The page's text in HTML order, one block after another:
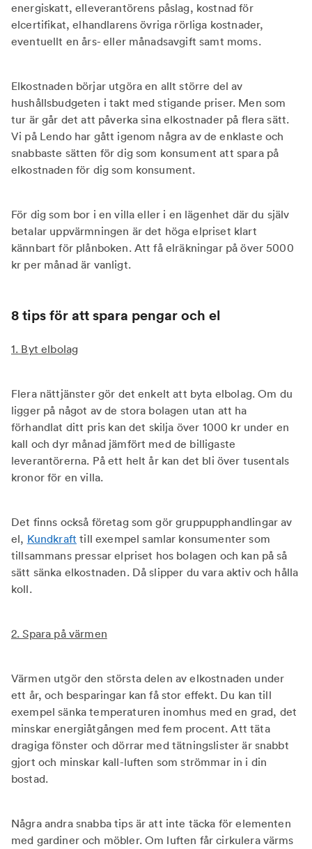
energiskatt, elleverantörens påslag, kostnad för
elcertifikat, elhandlarens övriga rörliga kostnader,
eventuellt en års- eller månadsavgift samt moms.
Elkostnaden börjar utgöra en allt större del av
hushållsbudgeten i takt med stigande priser. Men som
tur är går det att påverka sina elkostnader på flera sätt.
Vi på Lendo har gått igenom några av de enklaste och
snabbaste sätten för dig som konsument att spara på
elkostnaden för dig som konsument.
För dig som bor i en villa eller i en lägenhet där du själv
betalar uppvärmningen är det höga elpriset klart
kännbart för plånboken. Att få elräkningar på över 5000
kr per månad är vanligt.
8 tips för att spara pengar och el
1. Byt elbolag
Flera nättjänster gör det enkelt att byta elbolag. Om du
ligger på något av de stora bolagen utan att ha
förhandlat ditt pris kan det skilja över 1000 kr under en
kall och dyr månad jämfört med de billigaste
leverantörerna. På ett helt år kan det bli över tusentals
kronor för en villa.
Det finns också företag som gör gruppupphandlingar av
el, Kundkraft till exempel samlar konsumenter som
tillsammans pressar elpriset hos bolagen och kan på så
sätt sänka elkostnaden. Då slipper du vara aktiv och hålla
koll.
2. Spara på värmen
Värmen utgör den största delen av elkostnaden under
ett år, och besparingar kan få stor effekt. Du kan till
exempel sänka temperaturen inomhus med en grad, det
minskar energiåtgången med fem procent. Att täta
dragiga fönster och dörrar med tätningslister är snabbt
gjort och minskar kall-luften som strömmar in i din
bostad.
Några andra snabba tips är att inte täcka för elementen
med gardiner och möbler. Om luften får cirkulera värms